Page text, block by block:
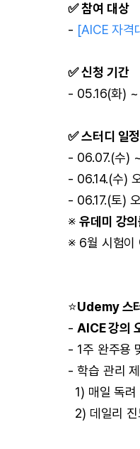
✅ 참여 대상
- [AICE 자격
✅ 신청 기간
- 05.16(화)
✅ 스터디 일정
- 06.07.(수)
- 06.14.(수)
- 06.17.(토)
※ 유데미 강
※ 6월 시험이
⭐Udemy 스
- AICE 강의
- 1주 완주용
- 학습 관리
1) 매일 독
2) 데일리